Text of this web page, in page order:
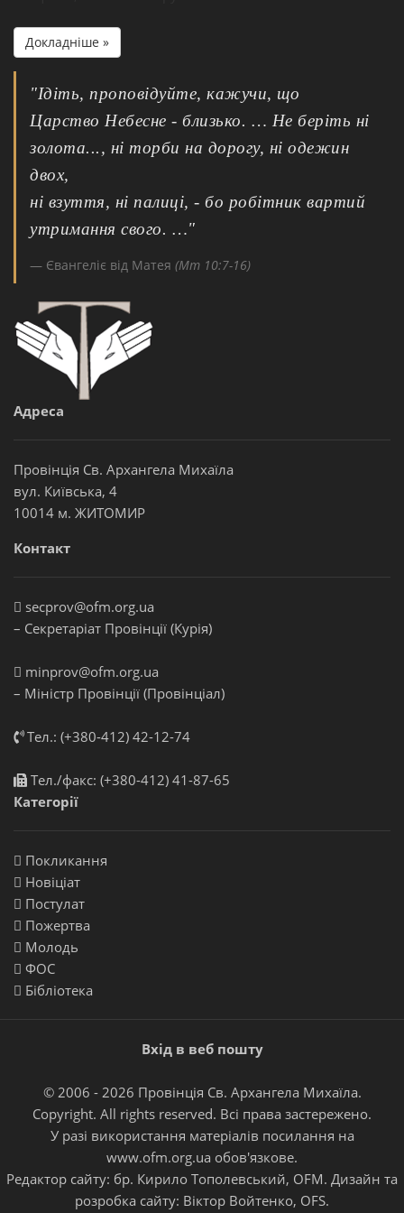
Докладніше »
"Ідіть, проповідуйте, кажучи, що
Царство Небесне - близько. … Не беріть ні
золота..., ні торби на дорогу, ні одежин
двох,
ні взуття, ні палиці, - бо робітник вартий
утримання свого. …"
Євангеліє від Матея (Мт 10:7-16)
Адреса
Провінція Св. Архангела Михаїла
вул. Київська, 4
10014 м. ЖИТОМИР
Контакт
secprov@ofm.org.ua
– Секретаріат Провінції (Курія)
minprov@ofm.org.ua
– Міністр Провінції (Провінціал)
Тел.: (+380-412) 42-12-74
Тел./факс: (+380-412) 41-87-65
Категорії
Покликання
Новіціат
Постулат
Пожертва
Молодь
ФОС
Бібліотека
Вхід в веб пошту
© 2006 - 2026 Провінція Св. Архангела Михаїла.
Copyright. All rights reserved. Всі права застережено.
У разі використання матеріалів посилання на
www.ofm.org.ua обов'язкове.
Редактор сайту: бр. Кирило Тополевський, OFM. Дизайн та
розробка сайту: Віктор Войтенко, OFS.